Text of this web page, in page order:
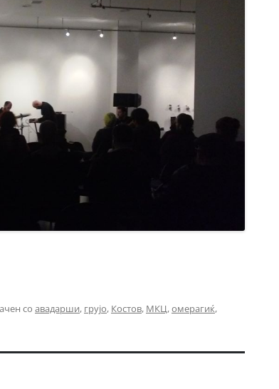
со авадарши, грујо, Костов, МКЦ,омерагиќ,